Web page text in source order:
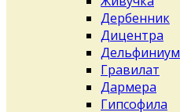
Дербенник
Дицентра
Дельфиниум
Гравилат
Дармера
Гипсофила